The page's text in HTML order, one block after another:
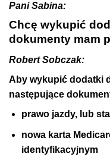
Pani Sabina:
Chcę wykupić
dokumenty mam
Robert Sobczak:
Aby wykupić dodatki
następujące
prawo jazdy, lub
nowa karta
identyfikacyjnym